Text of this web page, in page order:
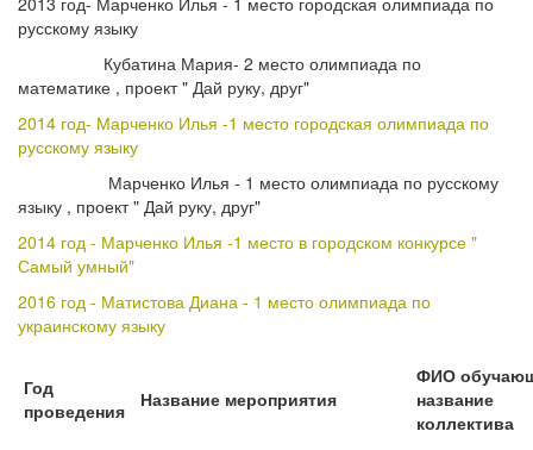
русскому языку
Кубатина Мария- 2 место олимпиада по
математике , проект " Дай руку, друг"
2014 год- Марченко Илья -1 место городская олимпиада по
русскому языку
Марченко Илья - 1 место олимпиада по русскому
языку , проект " Дай руку, друг"
2014 год - Марченко Илья -1 место в городском конкурсе "
Самый умный"
2016 год - Матистова Диана - 1 место олимпиада по
украинскому языку
Год
проведения
Название мероприятия
ФИО
название
коллектива